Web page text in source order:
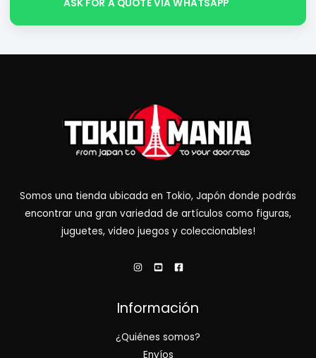
ASK FOR A QUOTE VIA WHATSAPP
Somos una tienda ubicada en Tokio, Japón donde podrás
encontrar una gran variedad de artículos como figuras,
juguetes, video juegos y coleccionables!
Información
¿Quiénes somos?
Envíos